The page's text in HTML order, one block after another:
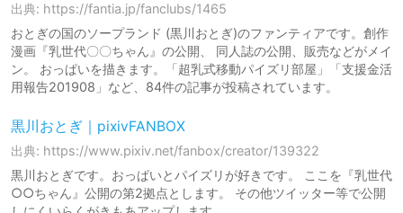
出典: https://fantia.jp/fanclubs/1465
おとぎの国のソープランド (黒川おとぎ)のファンティアです。創作
漫画『乳世代〇〇ちゃん』の公開、 同人誌の公開、販売などがメイ
ン。 おっぱいを描きます。「超乳式移動パイズリ部屋」「支援金活
用報告201908」など、84件の記事が投稿されています。
黒川おとぎ｜pixivFANBOX
出典: https://www.pixiv.net/fanbox/creator/139322
黒川おとぎです。おっぱいとパイズリが好きです。 ここを『乳世代
○○ちゃん』公開の第2拠点とします。 その他ツイッター等で公開